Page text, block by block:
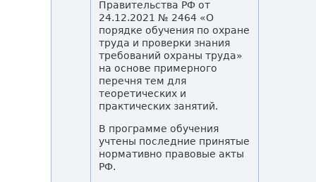
Правительства РФ от
24.12.2021 № 2464 «О
порядке обучения по охране
труда и проверки знания
требований охраны труда»
на основе примерного
перечня тем для
теоретических и
практических занятий.
В программе обучения
учтены последние принятые
нормативно правовые акты
РФ.